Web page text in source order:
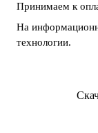
Принимаем к
На
технологии.